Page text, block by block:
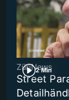
2 Min
ZüriNews
Street